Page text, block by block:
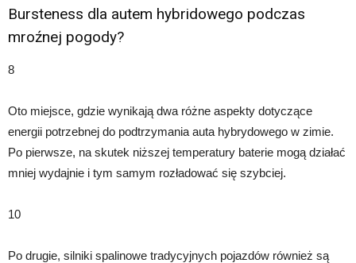
Bursteness dla autem hybridowego podczas
mroźnej pogody?
8
Oto miejsce, gdzie wynikają dwa różne aspekty dotyczące
energii potrzebnej do podtrzymania auta hybrydowego w zimie.
Po pierwsze, na skutek niższej temperatury baterie mogą działać
mniej wydajnie i tym samym rozładować się szybciej.
10
Po drugie, silniki spalinowe tradycyjnych pojazdów również są